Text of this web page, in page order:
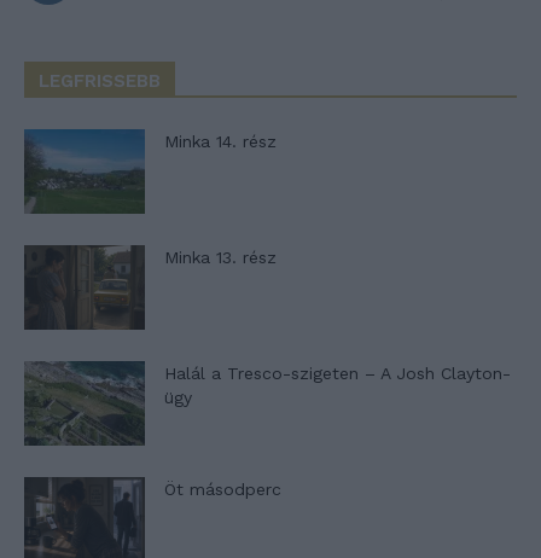
LEGFRISSEBB
Minka 14. rész
Minka 13. rész
Halál a Tresco-szigeten – A Josh Clayton-
ügy
Öt másodperc